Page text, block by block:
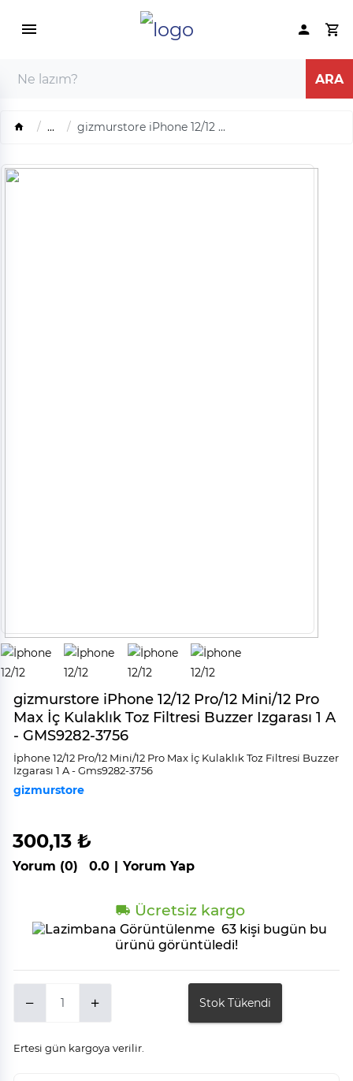
... gizmurstore iPhone 12/12 ...
gizmurstore iPhone 12/12 Pro/12 Mini/12 Pro
Max İç Kulaklık Toz Filtresi Buzzer Izgarası 1 A
- GMS9282-3756
İphone 12/12 Pro/12 Mi̇ni̇/12 Pro Max İç Kulaklık Toz Fi̇ltresi̇ Buzzer
Izgarası 1 A - Gms9282-3756
gizmurstore
300,13 ₺
Yorum (0) 0.0 | Yorum Yap
Ücretsiz kargo
63 kişi bugün bu
ürünü görüntüledi!
Stok Tükendi
Ertesi gün kargoya verilir.